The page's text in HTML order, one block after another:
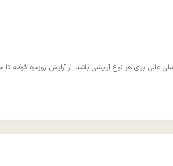
برای هر نوع آرایشی باشد؛ از آرایش روزمره گرفته